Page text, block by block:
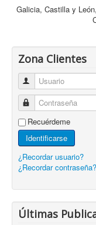
Galicia, Castilla y
Zona Clientes
Usuario
Contraseña
Recuérdeme
Identificarse
¿Recordar usuario?
¿Recordar contraseña?
Últimas